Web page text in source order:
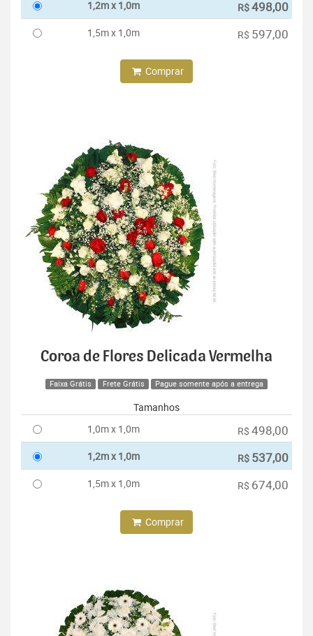
1,2m x 1,0m R$498,00
1,5m x 1,0m R$ 597,00
Comprar
Coroa de Flores Delicada Vermelha
Faixa Grátis Frete Grátis Pague somente após a entrega
Tamanhos
1,0m x 1,0m
R$ 498,00
1,2m x 1,0m R$ 537,00
1,5m x 1,0m R$ 674,00
Comprar